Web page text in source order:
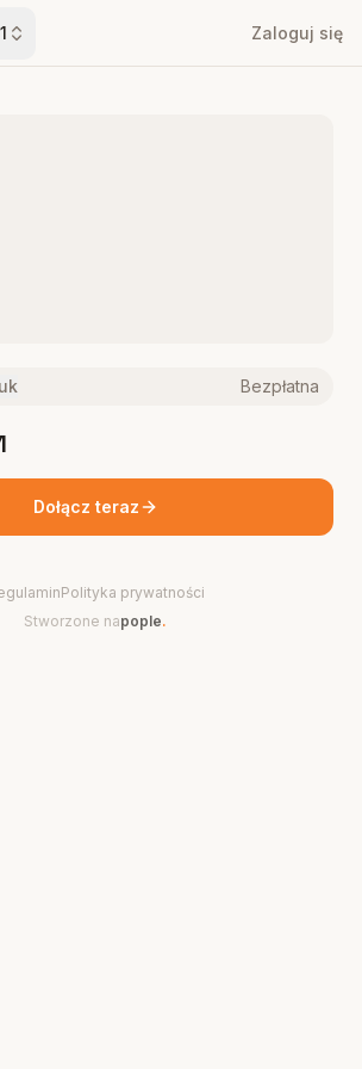
Zaloguj się
Bezpłatna
Dołącz teraz
Polityka prywatności
Stworzone napople.